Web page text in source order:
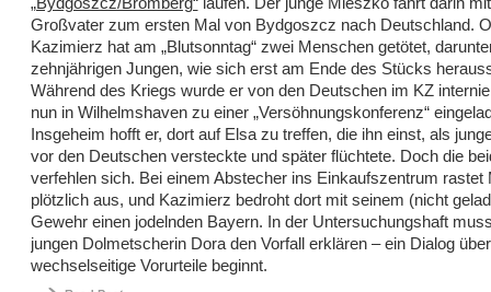
Großvater zum ersten Mal von Bydgoszcz nach Deutschland.
Kazimierz hat am „Blutsonntag“ zwei Menschen getötet,
zehnjährigen Jungen, wie sich erst am Ende des Stücks
Während des Kriegs wurde er von den Deutschen im KZ
nun in Wilhelmshaven zu einer „Versöhnungskonferenz“
Insgeheim hofft er, dort auf Elsa zu treffen, die ihn einst, als
vor den Deutschen versteckte und später flüchtete. Doch die
verfehlen sich. Bei einem Abstecher ins Einkaufszentrum rastet
plötzlich aus, und Kazimierz bedroht dort mit seinem (nicht
Gewehr einen jodelnden Bayern. In der Untersuchungshaft
jungen Dolmetscherin Dora den Vorfall erklären – ein Dialog über
wechselseitige Vorurteile beginnt.